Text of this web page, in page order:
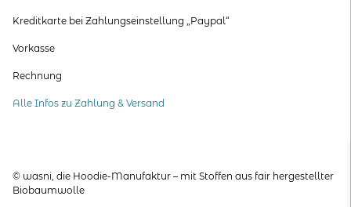
Kreditkarte bei Zahlungseinstellung „Paypal“
Vorkasse
Rechnung
Alle Infos zu Zahlung & Versand
© wasni, die Hoodie-Manufaktur – mit Stoffen aus fair hergestellter
Biobaumwolle